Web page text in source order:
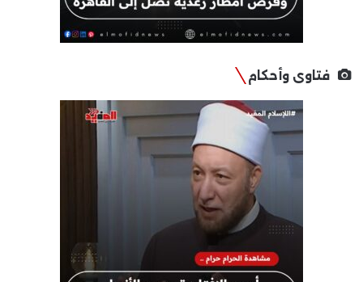
فتاوى وأحكام